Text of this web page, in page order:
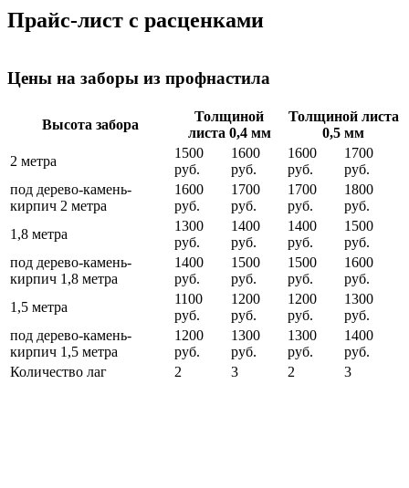
Прайс-лист с расценками
Цены на заборы из профнастила
Высота забора
Толщиной
листа 0,4 мм
Толщиной листа
0,5 мм
2 метра
1500
руб.
1600
руб.
1600
руб.
1700
руб.
под дерево-камень-
кирпич 2 метра
1600
руб.
1700
руб.
1700
руб.
1800
руб.
1,8 метра
1300
руб.
1400
руб.
1400
руб.
1500
руб.
под дерево-камень-
кирпич 1,8 метра
1400
руб.
1500
руб.
1500
руб.
1600
руб.
1,5 метра
1100
руб.
1200
руб.
1200
руб.
1300
руб.
под дерево-камень-
кирпич 1,5 метра
1200
руб.
1300
руб.
1300
руб.
1400
руб.
Количество лаг
2 3 2 3